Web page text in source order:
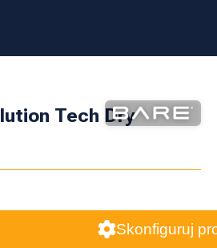
Tech Dry
Skonfiguruj